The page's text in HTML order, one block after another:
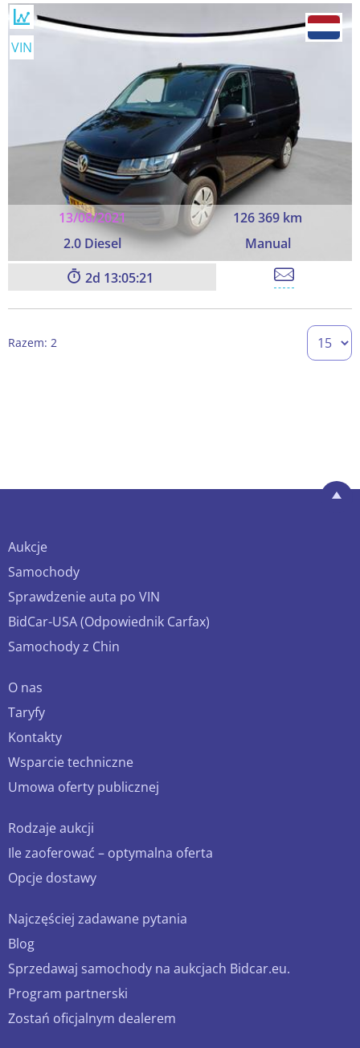
13/08/2021
126 369 km
2.0 Diesel
Manual
VIN
2 13:05:21
Razem: 2
Aukcje
Samochody
Sprawdzenie auta po VIN
BidCar-USA (Odpowiednik Carfax)
Samochody z Chin
O nas
Taryfy
Kontakty
Wsparcie techniczne
Umowa oferty publicznej
Rodzaje aukcji
Ile zaoferować – optymalna oferta
Opcje dostawy
Najczęściej zadawane pytania
Blog
Sprzedawaj samochody na aukcjach Bidcar.eu.
Program partnerski
Zostań oficjalnym dealerem